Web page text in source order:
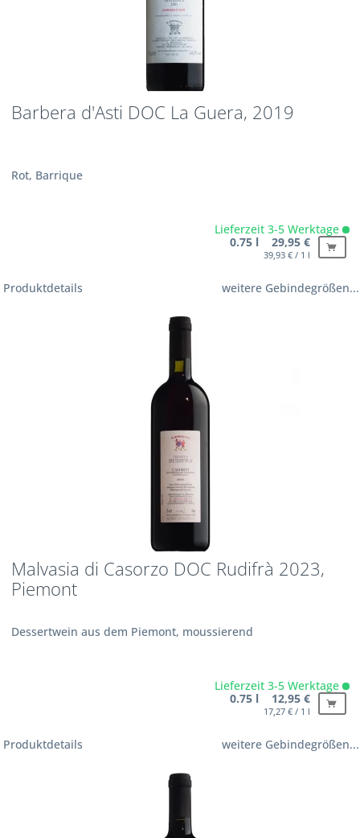
Barbera d'Asti DOC La Guera, 2019
Rot, Barrique
Lieferzeit 3-5 Werktage
0.75 l 29,95 €
39,93 € / 1 l
Produktdetails weitere Gebindegrößen...
Malvasia di Casorzo DOC Rudifrà 2023,
Piemont
Dessertwein aus dem Piemont, moussierend
Lieferzeit 3-5 Werktage
0.75 l 12,95 €
17,27 € / 1 l
Produktdetails weitere Gebindegrößen...